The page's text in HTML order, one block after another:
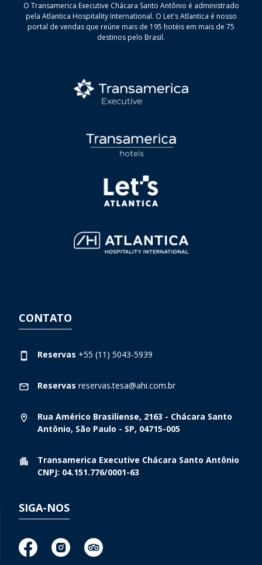
O Transamerica Executive Chácara Santo Antônio é administrado
pela Atlantica Hospitality International. O Let's Atlantica é nosso
portal de vendas que reúne mais de 195 hotéis em mais de 75
destinos pelo Brasil.
CONTATO
Reservas +55 (11) 5043-5939
Reservas reservas.tesa@ahi.com.br
Rua Américo Brasiliense, 2163 - Chácara Santo
Antônio, São Paulo - SP, 04715-005
Transamerica Executive Chácara Santo Antônio
CNPJ: 04.151.776/0001-63
SIGA-NOS